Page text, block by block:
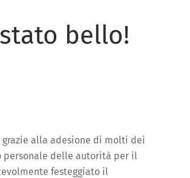
bello!
alla adesione di molti dei
personale delle autorità per il
festeggiato il